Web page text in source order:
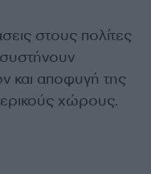
στους πολίτες
συστήνουν
και αποφυγή της
χώρους.